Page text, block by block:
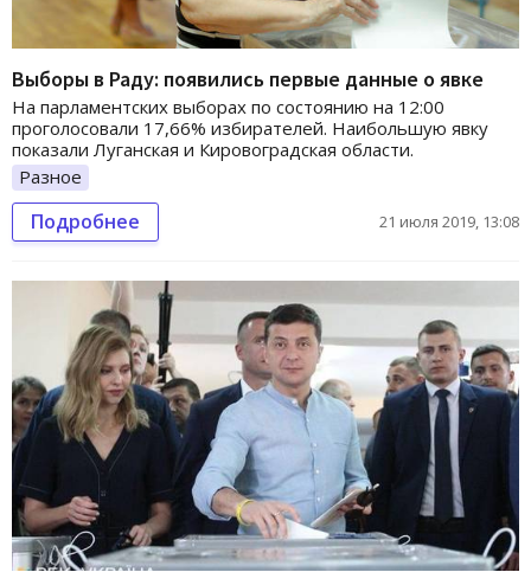
Выборы в Раду: появились первые данные о явке
На парламентских выборах по состоянию на 12:00
проголосовали 17,66% избирателей. Наибольшую явку
показали Луганская и Кировоградская области.
Разное
Подробнее 21 июля 2019, 13:08